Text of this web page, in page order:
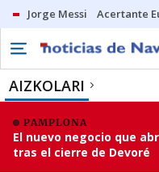
Jorge Messi Acertante
AIZKOLARI
PAMPLONA
El nuevo negocio que
tras el cierre de Devoré